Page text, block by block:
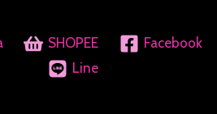
SHOPEE
Facebook
Line